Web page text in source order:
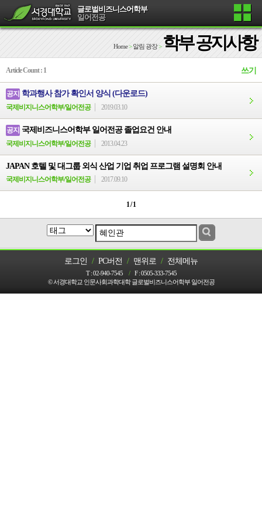
글로벌비즈니스어학부
일어전공
Home> 알림 광장> 학부 공지사항
Article Count : 1 쓰기
공지 학과행사 참가 확인서 양식 (다운로드)
국제비지니스어학부/일어전공 2019.03.10
공지 국제비즈니스어학부 일어전공 졸업요건 안내
국제비지니스어학부/일어전공 2013.04.23
JAPAN 호텔 및 대그룹 외식 산업 기업 취업 프로그램 설명회 안내
국제비지니스어학부/일어전공 2017.09.10
1 / 1
로그인 / PC버전 / 맨위로 / 전체메뉴
T :02-940-7545 / F :0505-333-7545
© 서경대학교 인문사회과학대학 글로벌비즈니스어학부 일어전공